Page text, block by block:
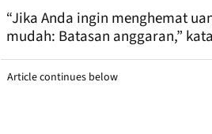
“Jika Anda ingin menghemat
mudah: Batasan anggaran,”
Article continues below